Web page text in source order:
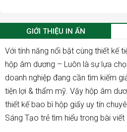
GIỚI THIỆU IN ẤN
Với tính năng nổi bật cùng thiết kế
hộp âm dương – Luôn là sự lựa
doanh nghiệp đang cần tìm kiếm
tiện lợi & thẩm mỹ. Vậy hộp âm
thiết kế bao bì hộp giấy uy tín
Sáng Tạo trẻ tìm hiểu trong bài viết